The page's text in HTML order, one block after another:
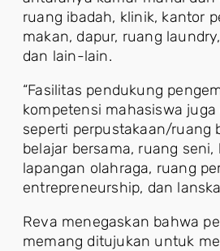
ruang ibadah, klinik, kantor
makan, dapur, ruang
dan lain-lain.
“Fasilitas pendukung
kompetensi mahasiswa
seperti perpustakaan/ruang
belajar bersama, ruang seni,
lapangan olahraga, ruang
entrepreneurship, dan
Reva menegaskan bahwa
memang ditujukan untuk